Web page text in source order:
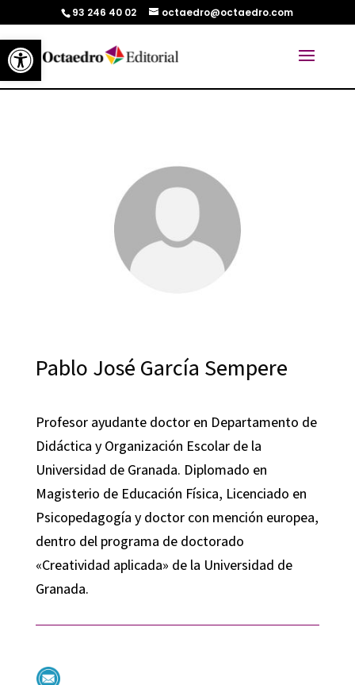
Abrir barra de herramientas
93 246 40 02 octaedro@octaedro.com
Pablo José García Sempere
Profesor ayudante doctor en Departamento de
Didáctica y Organización Escolar de la
Universidad de Granada. Diplomado en
Magisterio de Educación Física, Licenciado en
Psicopedagogía y doctor con mención europea,
dentro del programa de doctorado
«Creatividad aplicada» de la Universidad de
Granada.